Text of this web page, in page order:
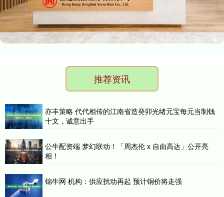
推荐资讯
亦丰策略 代代相传的江南省造癸卯光绪元宝每元当制钱
十文，诚意出手
公牛配资端 梦幻联动！「周杰伦 x 自由高达」公开亮
相！
锦牛网 机构：供应扰动再起 预计铜价将走强